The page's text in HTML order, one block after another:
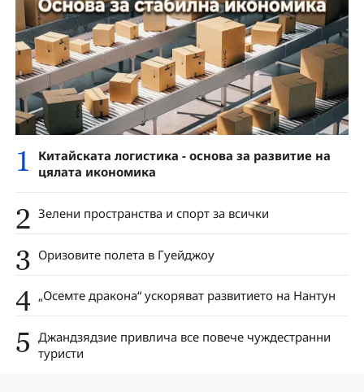
1
Китайската логистика - основа за развитие на
цялата икономика
2 Зелени пространства и спорт за всички
3 Оризовите полета в Гуейджоу
4 „Осемте дракона“ ускоряват развитието на Нантун
5 Джандзядзие привлича все повече чуждестранни
туристи